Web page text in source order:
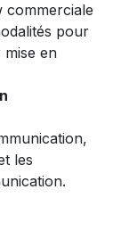
commerciale
pour
en
les